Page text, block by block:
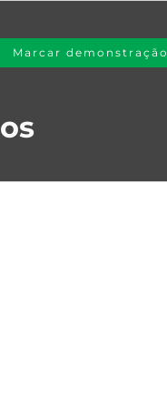
Marcar demonstração